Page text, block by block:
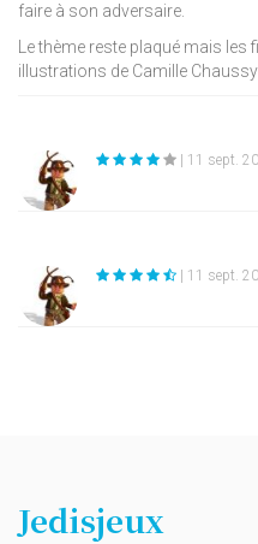
faire à son adversaire.
Le thème reste plaqué mais
illustrations de Camille
| 11 sept.
| 11 sept.
Jedisjeux